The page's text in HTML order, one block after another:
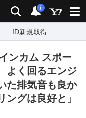
検索 通知
i
ID新規取得
ンカム スポー
よく回るエンジ
た排気音も良か
グは良好と」